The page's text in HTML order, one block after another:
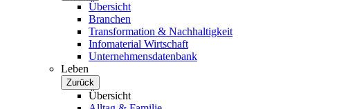
Übersicht
Branchen
Transformation & Nachhaltigkeit
Infomaterial Wirtschaft
Unternehmensdatenbank
Leben
Zurück
Übersicht